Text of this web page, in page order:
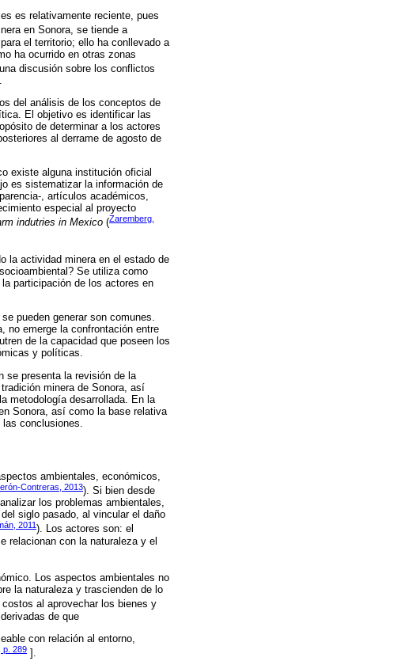
es relativamente reciente, pues
en Sonora, se tiende a
el territorio; ello ha conllevado a
ha ocurrido en otras zonas
discusión sobre los conflictos
del análisis de los conceptos de
El objetivo es identificar las
de determinar a los actores
al derrame de agosto de
existe alguna institución oficial
es sistematizar la información de
, artículos académicos,
especial al proyecto
indutries in Mexico (Zaremberg,
la actividad minera en el estado de
Se utiliza como
participación de los actores en
pueden generar son comunes.
no emerge la confrontación entre
de la capacidad que poseen los
y políticas.
se presenta la revisión de la
minera de Sonora, así
metodología desarrollada. En la
Sonora, así como la base relativa
conclusiones.
ambientales, económicos,
Contreras, 2013). Si bien desde
los problemas ambientales,
siglo pasado, al vincular el daño
2011). Los actores son: el
relacionan con la naturaleza y el
Los aspectos ambientales no
la naturaleza y trascienden de lo
al aprovechar los bienes y
de que
con relación al entorno,
p. 289 ].